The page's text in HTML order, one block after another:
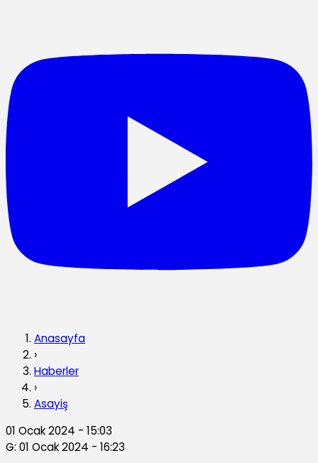
Anasayfa
›
Haberler
›
Asayiş
01 Ocak 2024 - 15:03
G: 01 Ocak 2024 - 16:23